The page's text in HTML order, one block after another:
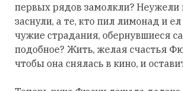
первых рядов замолкли? Неужели
заснули, а те, кто пил лимонад и
чужие страдания, обернувшиеся
подобное? Жить, желая счастья
чтобы она снялась в кино, и